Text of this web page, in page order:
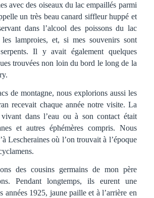
avec des oiseaux du lac empaillés parmi
un très beau canard siffleur huppé et
dans l’alcool des poissons du lac
les lamproies, et, si mes souvenirs sont
Il y avait également quelques
trouvées non loin du bord le long de la
de montagne, nous explorions aussi les
recevait chaque année notre visite. La
vivant dans l’eau ou à son contact était
et autres éphémères compris. Nous
Lescheraines où l’on trouvait à l’époque
des cousins germains de mon père
Pendant longtemps, ils eurent une
années 1925, jaune paille et à l’arrière en